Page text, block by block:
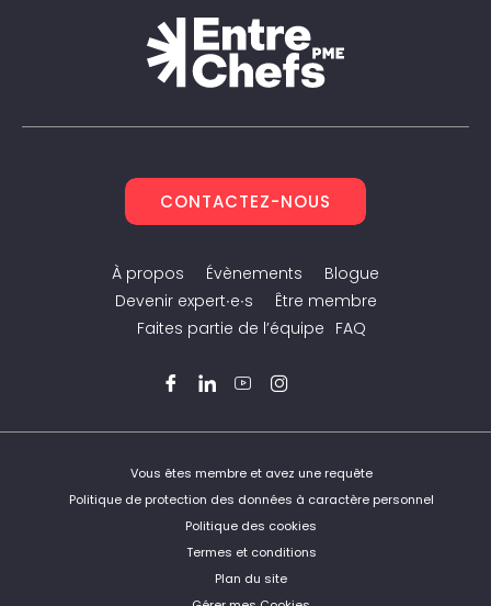
CONTACTEZ-NOUS
À propos Évènements
Blogue
Devenir expert∙e∙s
Être membre
Faites partie de l’équipe FAQ
FacebookLinkedInYouTubeInstagram
Vous êtes membre et avez une requête
Politique de protection des données à caractère personnel
Politique des cookies
Termes et conditions
Plan du site